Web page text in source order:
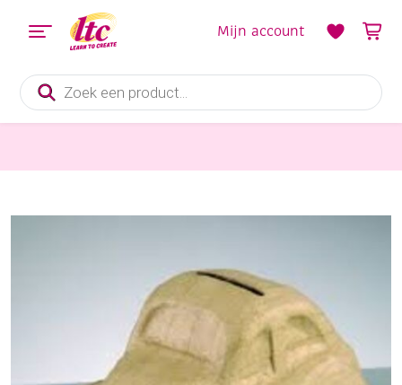
Producten
zoeken
Mijn account